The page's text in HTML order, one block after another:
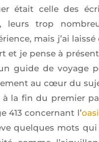
était celle des
leurs trop
mais j’ai
et je pense à
guide de voyage
au cœur du
à la fin du pre­mier
413 concer­nant l’
quelques mots